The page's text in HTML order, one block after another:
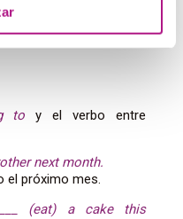
el
to y el verbo entre
next month.
el próximo mes.
(eat) a cake this